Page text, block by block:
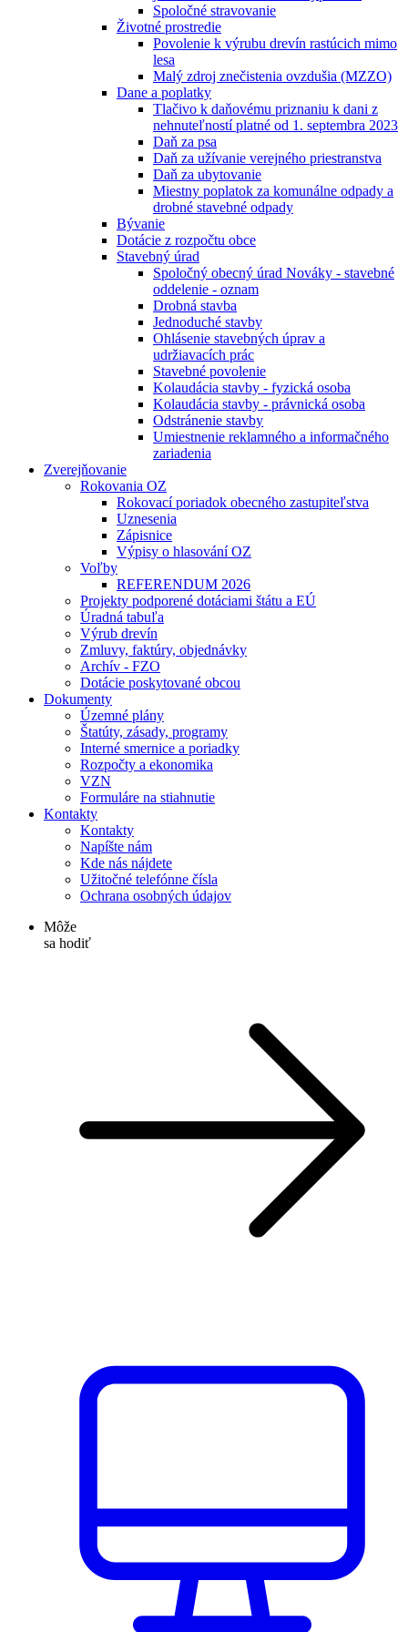
Spoločné stravovanie
Životné prostredie
Povolenie k výrubu drevín rastúcich mimo
lesa
Malý zdroj znečistenia ovzdušia (MZZO)
Dane a poplatky
Tlačivo k daňovému priznaniu k dani z
nehnuteľností platné od 1. septembra 2023
Daň za psa
Daň za užívanie verejného priestranstva
Daň za ubytovanie
Miestny poplatok za komunálne odpady a
drobné stavebné odpady
Bývanie
Dotácie z rozpočtu obce
Stavebný úrad
Spoločný obecný úrad Nováky - stavebné
oddelenie - oznam
Drobná stavba
Jednoduché stavby
Ohlásenie stavebných úprav a
udržiavacích prác
Stavebné povolenie
Kolaudácia stavby - fyzická osoba
Kolaudácia stavby - právnická osoba
Odstránenie stavby
Umiestnenie reklamného a informačného
zariadenia
Zverejňovanie
Rokovania OZ
Rokovací poriadok obecného zastupiteľstva
Uznesenia
Zápisnice
Výpisy o hlasování OZ
Voľby
REFERENDUM 2026
Projekty podporené dotáciami štátu a EÚ
Úradná tabuľa
Výrub drevín
Zmluvy, faktúry, objednávky
Archív - FZO
Dotácie poskytované obcou
Dokumenty
Územné plány
Štatúty, zásady, programy
Interné smernice a poriadky
Rozpočty a ekonomika
VZN
Formuláre na stiahnutie
Kontakty
Kontakty
Napíšte nám
Kde nás nájdete
Užitočné telefónne čísla
Ochrana osobných údajov
Môže
sa hodiť